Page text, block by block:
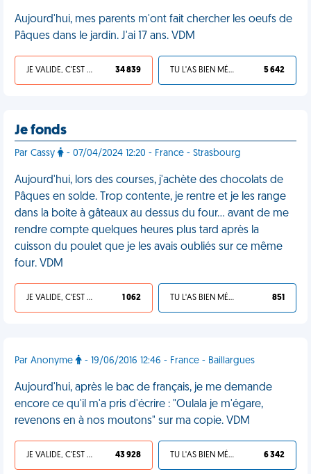
Aujourd'hui, mes parents m'ont fait chercher les oeufs de
Pâques dans le jardin. J'ai 17 ans. VDM
JE VALIDE, C'EST UNE VDM 34 839 TU L'AS BIEN MÉRITÉ 5 642
Je fonds
Par Cassy - 07/04/2024 12:20 - France - Strasbourg
Aujourd'hui, lors des courses, j'achète des chocolats de
Pâques en solde. Trop contente, je rentre et je les range
dans la boite à gâteaux au dessus du four… avant de me
rendre compte quelques heures plus tard après la
cuisson du poulet que je les avais oubliés sur ce même
four. VDM
JE VALIDE, C'EST UNE VDM 1 062 TU L'AS BIEN MÉRITÉ 851
Par Anonyme - 19/06/2016 12:46 - France - Baillargues
Aujourd'hui, après le bac de français, je me demande
encore ce qu'il m'a pris d'écrire : "Oulala je m'égare,
revenons en à nos moutons" sur ma copie. VDM
JE VALIDE, C'EST UNE VDM 43 928 TU L'AS BIEN MÉRITÉ 6 342